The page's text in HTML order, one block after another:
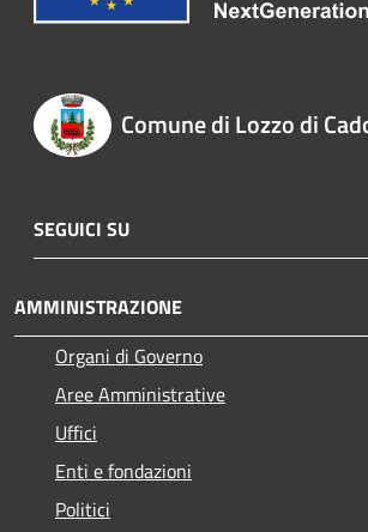
Comune di Lozzo di
SEGUICI SU
AMMINISTRAZIONE
Organi di Governo
Aree Amministrative
Uffici
Enti e fondazioni
Politici